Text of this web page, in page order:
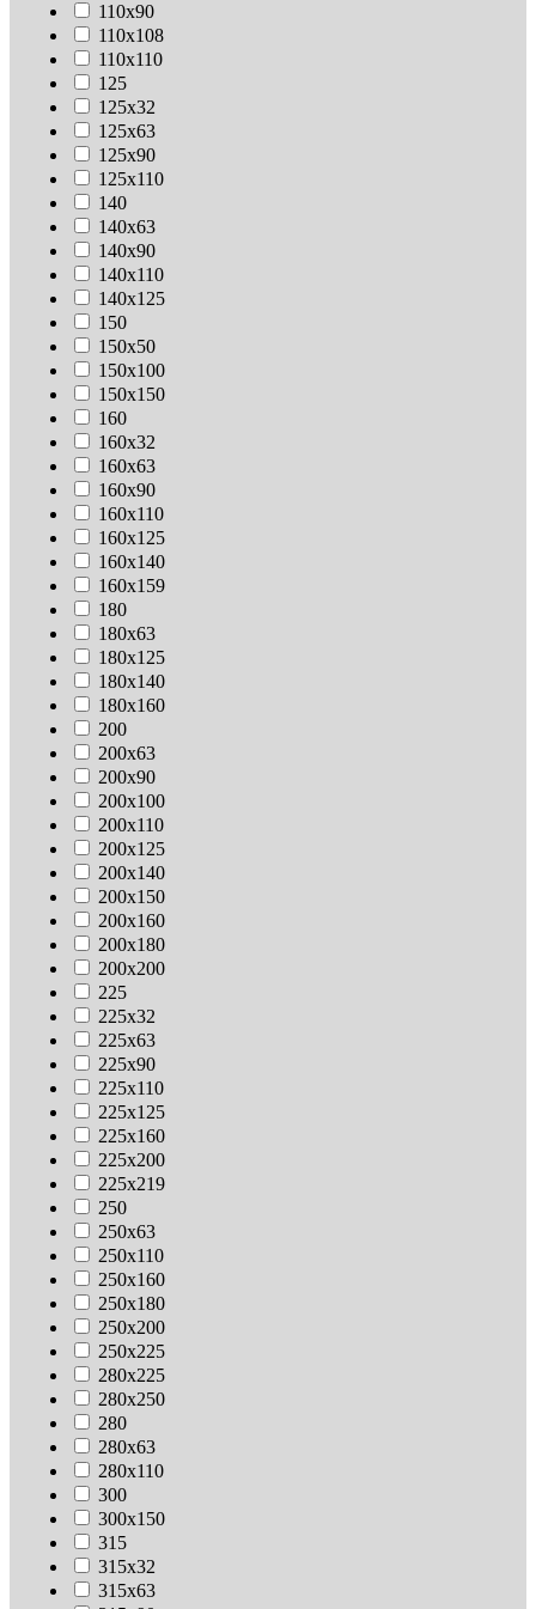
110х90
110х108
110х110
125
125х32
125х63
125х90
125х110
140
140х63
140х90
140х110
140х125
150
150х50
150х100
150х150
160
160х32
160х63
160х90
160х110
160х125
160х140
160х159
180
180х63
180х125
180х140
180х160
200
200х63
200х90
200х100
200х110
200х125
200х140
200х150
200х160
200х180
200х200
225
225х32
225х63
225х90
225х110
225х125
225х160
225х200
225х219
250
250х63
250х110
250х160
250х180
250х200
250х225
280х225
280х250
280
280х63
280х110
300
300х150
315
315х32
315х63